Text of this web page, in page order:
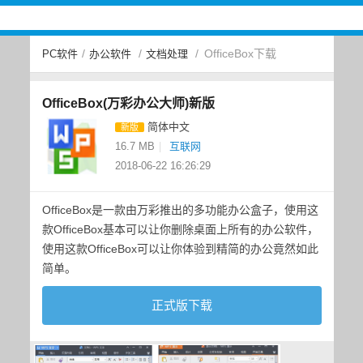
PC软件 / 办公软件 / 文档处理 / OfficeBox下载
OfficeBox(万彩办公大师)新版
新版
简体中文
16.7 MB
互联网
2018-06-22 16:26:29
OfficeBox是一款由万彩推出的多功能办公盒子，使用这
款OfficeBox基本可以让你删除桌面上所有的办公软件，
使用这款OfficeBox可以让你体验到精简的办公竟然如此
简单。
正式版下载